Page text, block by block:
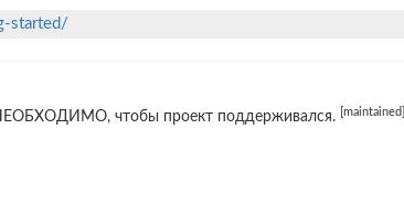
started/
чтобы проект поддерживался. [maintained]